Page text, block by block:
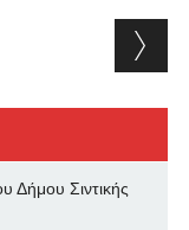
Δήμου Σιντικής